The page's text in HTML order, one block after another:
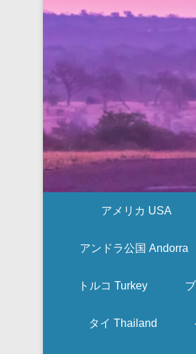
アメリカ USA
アンドラ公国 Andorra
トルコ Turkey
タイ Thailand